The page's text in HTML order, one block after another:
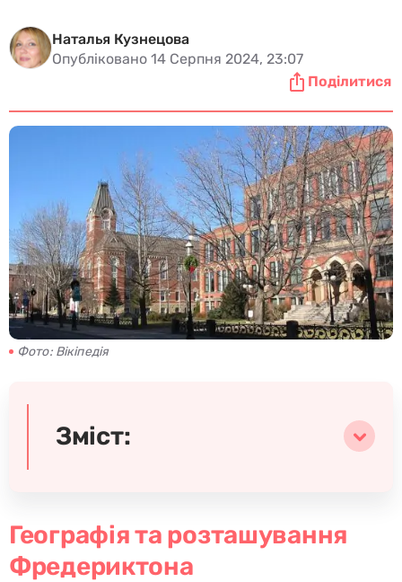
Наталья Кузнецова
Опубліковано 14 Серпня 2024, 23:07
Поділитися
Фото: Вікіпедія
Зміст:
Географія та розташування
Фредериктона